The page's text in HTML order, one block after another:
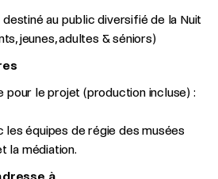
au public diversifié de la Nuit
jeunes, adultes & séniors)
le projet (production incluse) :
les équipes de régie des musées
la médiation.
à